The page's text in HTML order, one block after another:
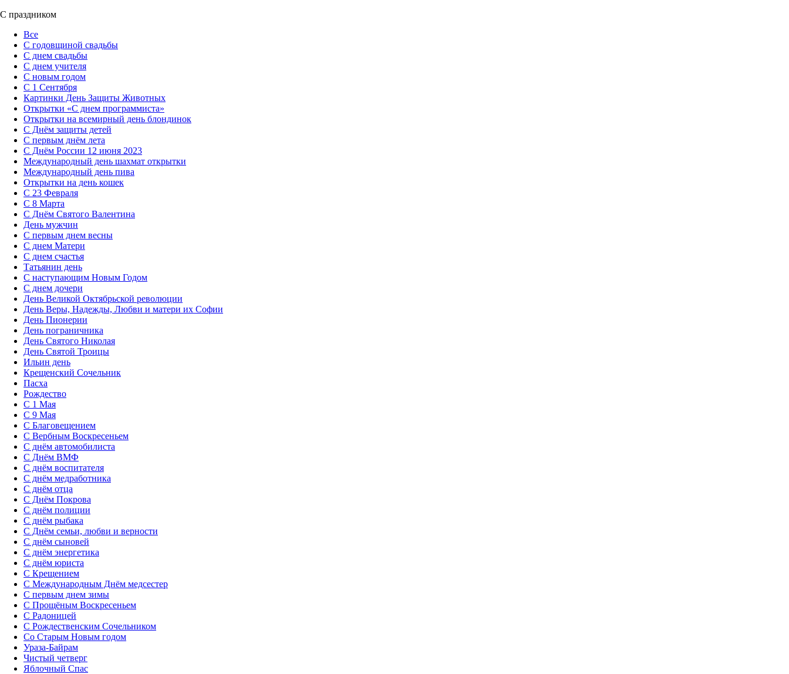
С праздником
Все
С годовщиной свадьбы
С днем свадьбы
С днем учителя
С новым годом
С 1 Сентября
Картинки День Защиты Животных
Открытки «‎С днем программиста»‎
Открытки на всемирный день блондинок
С Днём защиты детей
С первым днём лета
С Днём России 12 июня 2023
Международный день шахмат открытки
Международный день пива
Открытки на день кошек
С 23 Февраля
С 8 Марта
С Днём Святого Валентина
День мужчин
С первым днем весны
С днем Матери
C днем счастья
Татьянин день
C наступающим Новым Годом
C днем дочери
День Великой Октябрьской революции
День Веры, Надежды, Любви и матери их Софии
День Пионерии
День пограничника
День Святого Николая
День Святой Троицы
Ильин день
Крещенский Сочельник
Пасха
Рождество
С 1 Мая
С 9 Мая
С Благовещением
С Вербным Воскресеньем
С днём автомобилиста
С Днём ВМФ
С днём воспитателя
С днём медработника
С днём отца
С Днём Покрова
С днём полиции
С днём рыбака
С Днём семьи, любви и верности
С днём сыновей
С днём энергетика
С днём юриста
С Крещением
С Международным Днём медсестер
С первым днем зимы
С Прощёным Воскресеньем
С Радоницей
С Рождественским Сочельником
Со Старым Новым годом
Ураза-Байрам
Чистый четверг
Яблочный Спас